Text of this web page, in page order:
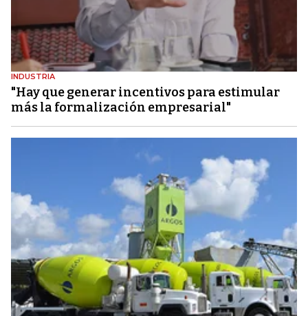
INDUSTRIA
"Hay que generar incentivos para estimular
más la formalización empresarial"